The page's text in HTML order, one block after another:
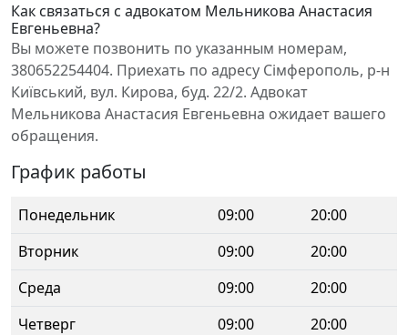
Как связаться с адвокатом Мельникова Анастасия
Евгеньевна?
Вы можете позвонить по указанным номерам,
380652254404. Приехать по адресу Сімферополь, р-н
Київський, вул. Кирова, буд. 22/2. Адвокат
Мельникова Анастасия Евгеньевна ожидает вашего
обращения.
График работы
Понедельник 09:00
20:00
Вторник
09:00
20:00
Среда
09:00
20:00
Четверг
09:00
20:00